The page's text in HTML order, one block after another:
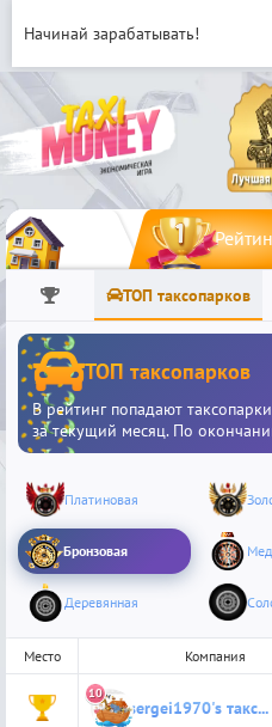
Начинай зарабатывать!
ТОП таксопарков
ТОП таксопарков
В рейтинг попадают
за текущий месяц. По
Платиновая
Бронзовая
Деревянная
Место Компания
1
10
sergei1970's таксопарк